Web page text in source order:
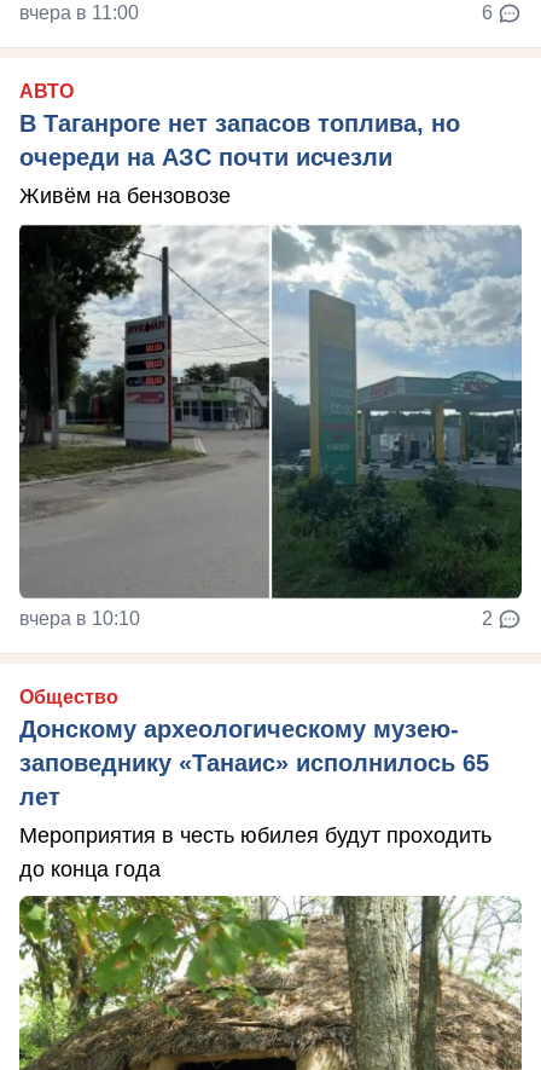
вчера в 11:00 6
АВТО
В Таганроге нет запасов топлива, но
очереди на АЗС почти исчезли
Живём на бензовозе
вчера в 10:10 2
Общество
Донскому археологическому музею-
заповеднику «Танаис» исполнилось 65
лет
Мероприятия в честь юбилея будут проходить
до конца года